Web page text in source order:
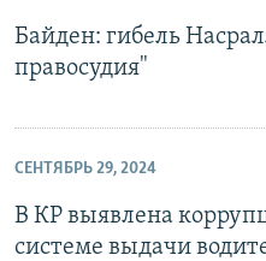
Байден: гибель
правосудия"
СЕНТЯБРЬ 29, 2024
В КР выявлена
системе выдачи